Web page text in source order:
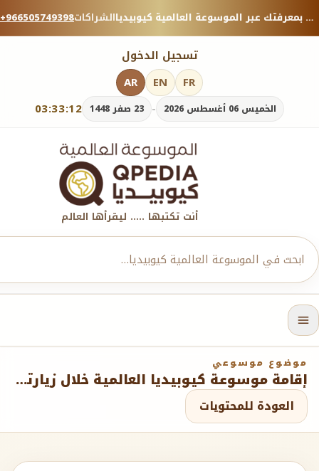
+966505749398الشراكات منصة معرفية موثوقة — شارك بمعرفتك عبر الموسوعة العالمية كيوبيديا.
تسجيل الدخول
03:33:13 الخميس 06 أغسطس 2026 - 23 صفر 1448
AR EN FR
أنت تكتبها ..... ليقرأها العالم
موضوع موسوعي
إقامة موسوعة كيوبيديا العالمية خلال زيارتها للمنطقة الشرقية بالجمعية العربية السعودية لبيوت الشباب – فرع الدمام
العودة للمحتويات